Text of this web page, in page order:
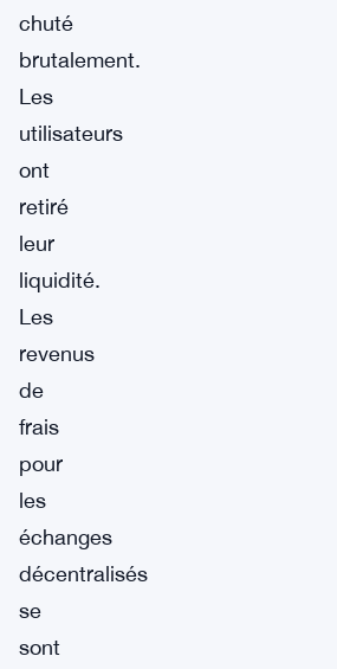
chuté
brutalement.
Les
utilisateurs
ont
retiré
leur
liquidité.
Les
revenus
de
frais
pour
les
échanges
décentralisés
se
sont